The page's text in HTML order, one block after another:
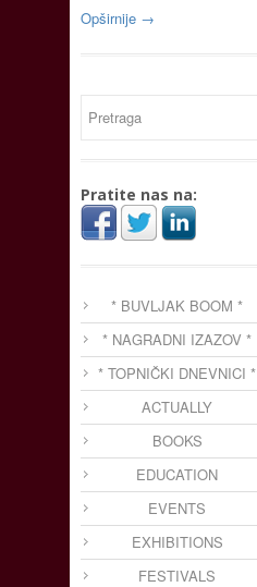
Opširnije →
Pratite nas na:
* BUVLJAK BOOM *
* NAGRADNI IZAZOV *
* TOPNIČKI DNEVNICI *
ACTUALLY
BOOKS
EDUCATION
EVENTS
EXHIBITIONS
FESTIVALS